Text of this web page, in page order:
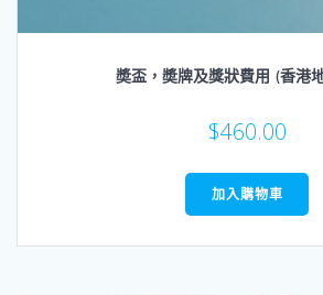
奬盃，奬牌及獎狀費用 (香港
$460.00
加入購物車